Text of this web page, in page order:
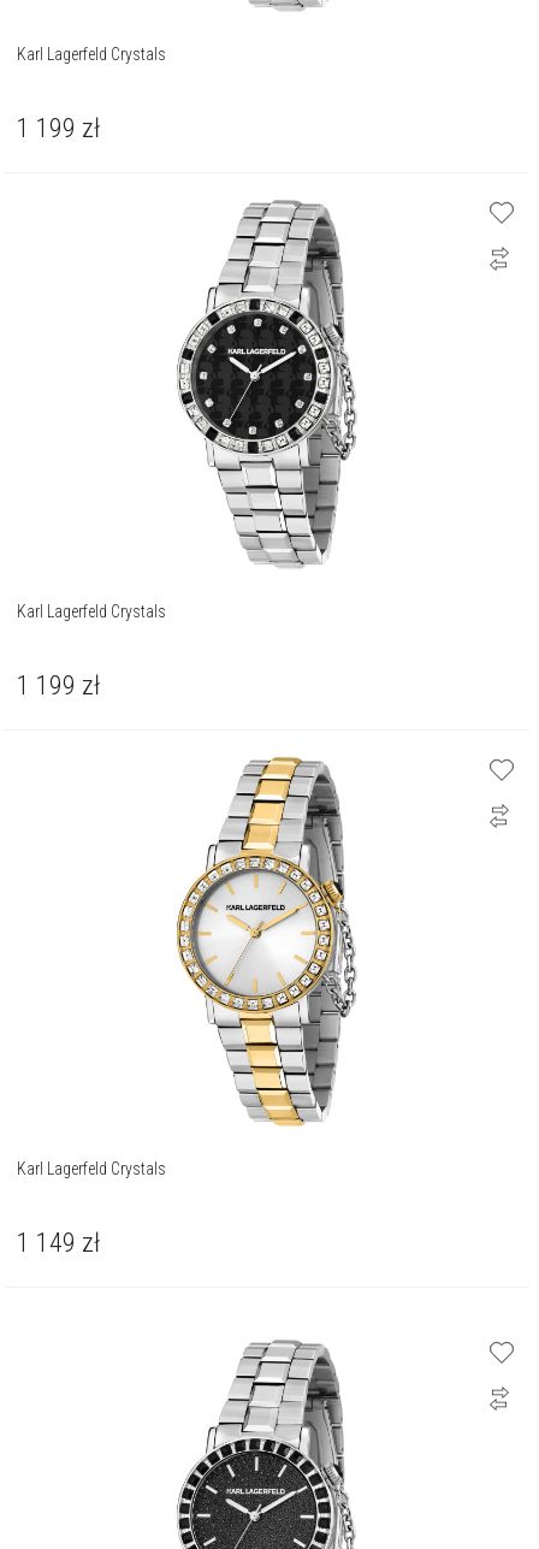
Karl Lagerfeld Crystals
1 199 zł
Karl Lagerfeld Crystals
1 199 zł
Karl Lagerfeld Crystals
1 149 zł